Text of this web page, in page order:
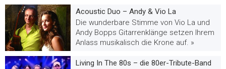
Acoustic Duo – Andy & Vio La
Die wunderbare Stimme von Vio La und
Andy Bopps Gitarrenklänge setzen Ihrem
Anlass musikalisch die Krone auf. »
Living In The 80s – die 80er-Tribute-Band